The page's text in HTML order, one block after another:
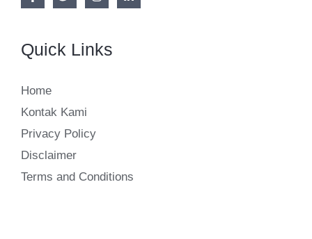
Quick Links
Home
Kontak Kami
Privacy Policy
Disclaimer
Terms and Conditions